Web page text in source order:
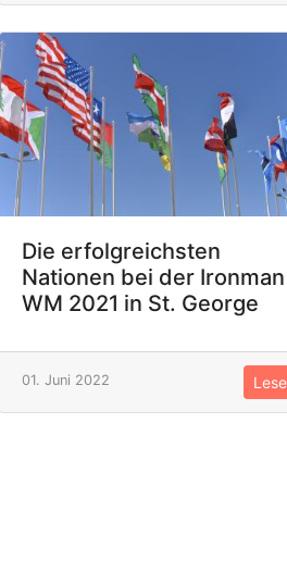
Die erfolgreichsten
Nationen bei der Ironman
WM 2021 in St. George
01. Juni 2022